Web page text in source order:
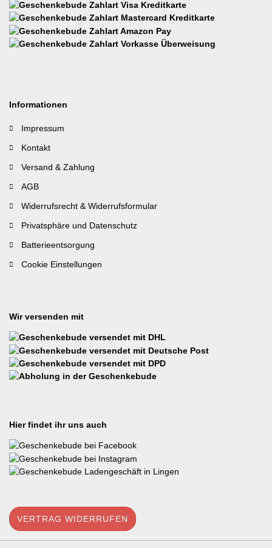
Informationen
Impressum
Kontakt
Versand & Zahlung
AGB
Widerrufsrecht & Widerrufsformular
Privatsphäre und Datenschutz
Batterieentsorgung
Cookie Einstellungen
Wir versenden mit
Hier findet ihr uns auch
VERTRAG WIDERRUFEN